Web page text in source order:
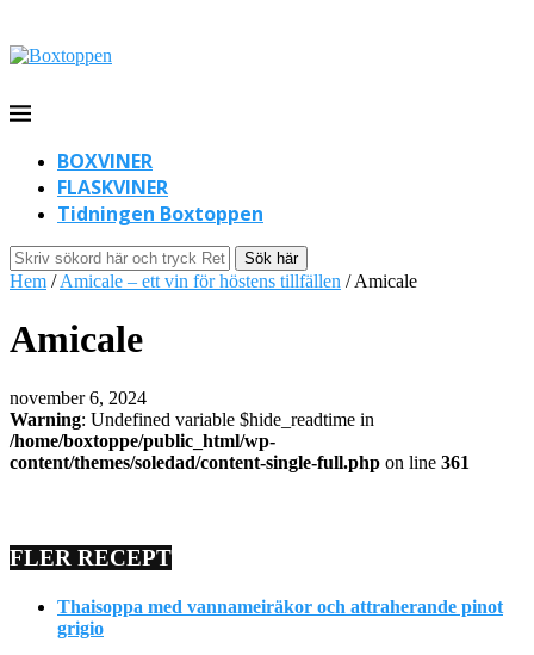
BOXVINER
FLASKVINER
Tidningen Boxtoppen
Sök här
Hem /Amicale – ett vin för höstens tillfällen /Amicale
Amicale
november 6, 2024
Warning: Undefined variable $hide_readtime in
/home/boxtoppe/public_html/wp-
content/themes/soledad/content-single-full.php on line 361
FLER RECEPT
Thaisoppa med vannameiräkor och attraherande pinot
grigio